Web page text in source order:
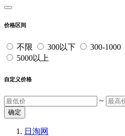
价格区间
不限 300以下 300-1000
5000以上
自定义价格
~
确定
日淘网